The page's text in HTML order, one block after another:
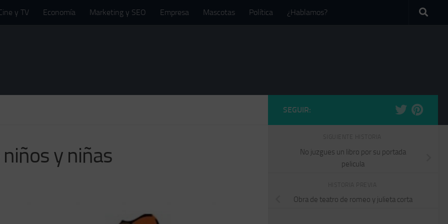
y TV Economía Marketing y SEO Empresa Mascotas Política ¿Hablamos?
y niñas
SEGUIR:
No juzgues un libro por su portada
pelicula
Obra de teatro de romeo y julieta corta